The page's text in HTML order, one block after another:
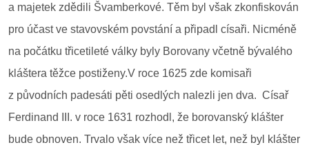
a majetek zdědili Švamberkové. Těm byl však zkonfiskován
pro účast ve stavovském povstání a připadl císaři. Nicméně
na počátku třicetileté války byly Borovany včetně bývalého
kláštera těžce postiženy.V roce 1625 zde komisaři
z původních padesáti pěti osedlých nalezli jen dva. Císař
Ferdinand III. v roce 1631 rozhodl, že borovanský klášter
bude obnoven. Trvalo však více než třicet let, než byl klášter